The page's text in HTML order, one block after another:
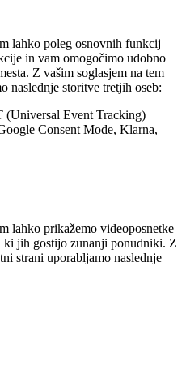
lahko poleg osnovnih funkcij
in vam omogočimo udobno
Z vašim soglasjem na tem
naslednje storitve tretjih oseb:
(Universal Event Tracking)
Consent Mode, Klarna,
lahko prikažemo videoposnetke
ki jih gostijo zunanji ponudniki. Z
strani uporabljamo naslednje